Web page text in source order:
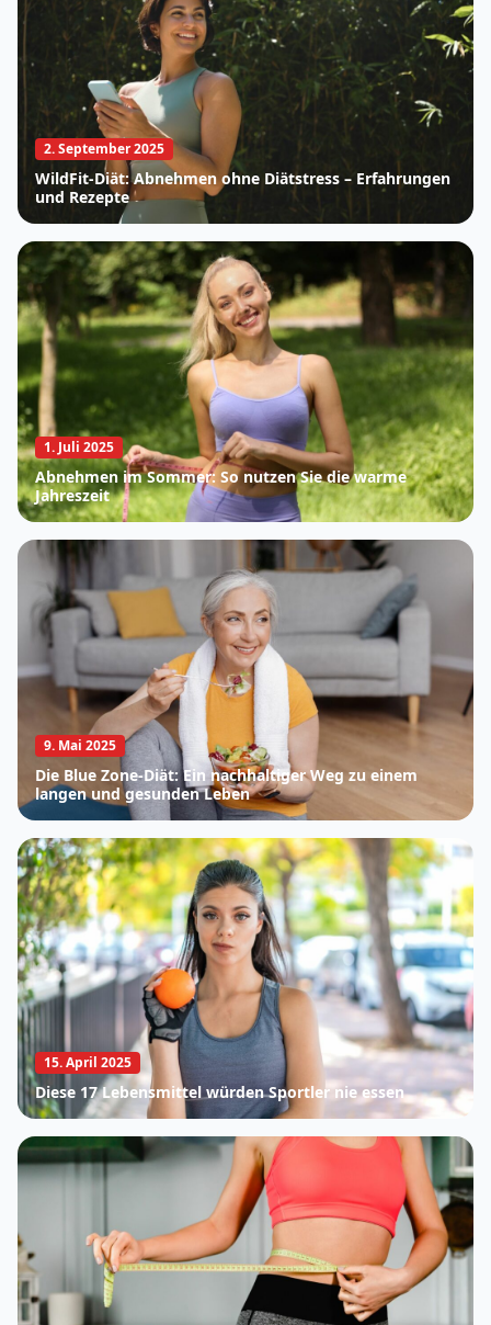
2. September 2025
WildFit-Diät: Abnehmen ohne Diätstress – Erfahrungen
und Rezepte
1. Juli 2025
Abnehmen im Sommer: So nutzen Sie die warme
Jahreszeit
9. Mai 2025
Die Blue Zone-Diät: Ein nachhaltiger Weg zu einem
langen und gesunden Leben
15. April 2025
Diese 17 Lebensmittel würden Sportler nie essen